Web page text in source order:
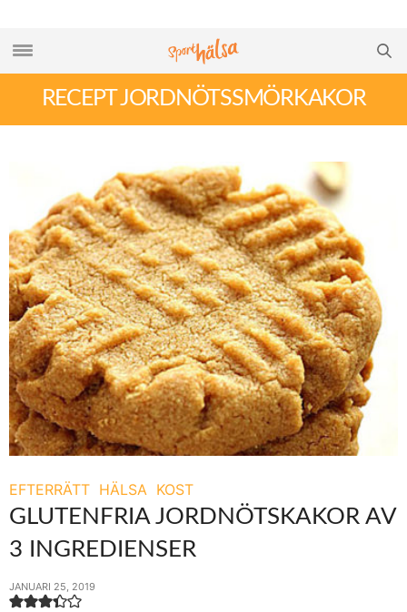
RECEPT JORDNÖTSSMÖRKAKOR
EFTERRÄTT HÄLSA KOST
GLUTENFRIA JORDNÖTSKAKOR AV
3 INGREDIENSER
JANUARI 25, 2019